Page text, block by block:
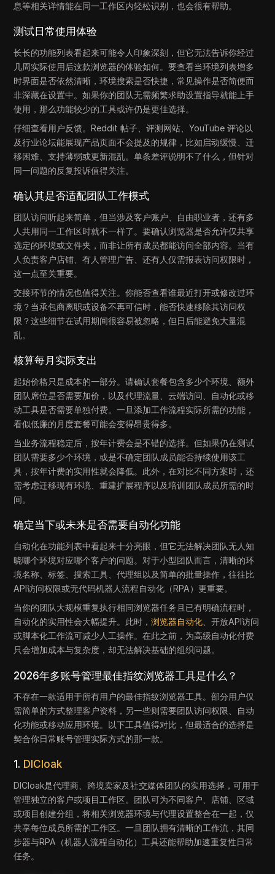
息等相关详情能在同一工作区内轻松识别，也会很有帮助。
测试日常使用体验
长长的功能列表看起来可能令人印象深刻，但它无法告诉你经过
几周实际使用后这款浏览器的体验如何。要查看当环境列表增多
时界面是否依然清晰，环境搜索是否快捷，常见操作是否简便而
非深藏在设置中。如果你的团队无需频繁求助设置指导就能上手
使用，那么功能较少的工具或许仍是更佳选择。
仔细查看用户反馈。Reddit 帖子、评测网站、YouTube 评论以
及行业论坛能展现产品页面不会提及的规律，比如启动缓慢、迁
移困难、支持薄弱或更新混乱。单条差评说明不了什么，但针对
同一问题的反复投诉值得关注。
确认其是否适配团队工作模式
团队访问听起来简单，但当涉及客户账户、自由职业者，还有多
人共用同一工作区时就不一样了。要确认浏览器是否允许仅共享
选定的环境或文件夹，而非让所有成员都能访问全部内容。当有
人负责客户店铺、有人管理广告、还有人仅需报表访问权限时，
这一点至关重要。
交接环节的情况也值得关注。你能否查看谁最近打开或修改过环
境？当承包商离职或设备不再可信时，能否快速移除其访问权
限？这些细节在试用期间很容易被忽略，但日后能避免大量混
乱。
核算每月实际支出
起始价格只是成本的一部分。请确认套餐包含多少个环境、额外
团队席位是否需要加价，以及代理流量、云端访问、自动化或移
动工具是否需要单独付费。一旦添加工作流程实际所需的功能，
看似低廉的月度套餐可能会变得昂贵得多。
当业务流程稳定后，按年计费会是不错的选择。但如果仍在测试
团队需要多少个环境，或是不确定团队成员能否持续使用该工
具，按年计费的实用性就会降低。此外，在对比不同方案时，还
需考虑迁移现有环境、重建扩展程序以及培训团队成员所需的时
间。
确定当下或未来是否需要自动化功能
自动化在功能列表中看起来十分亮眼，但它无法解决团队无人知
晓哪个环境对应哪个客户的问题。对于小型团队而言，清晰的环
境名称、标签、搜索工具、代理组以及简单的批量操作，往往比
API访问权限或无代码机器人流程自动化（RPA）更重要。
当你的团队大规模重复执行相同浏览器任务且已有明确流程时，
自动化的实用性会大幅提升。此时，浏览器自动化 、开放API访问
或脚本化工作流可减少人工操作。在此之前，为高级自动化付费
只会增加成本与复杂度，却无法解决基础的组织问题。
2026年多账号管理最佳指纹浏览器工具是什么？
不存在一款适用于所有用户的最佳指纹浏览器工具。部分用户仅
需简单的方式整理客户资料，另一些则需要团队访问权限、自动
化功能或移动应用环境。以下工具值得对比，但最适合的选择是
契合你日常账号管理实际方式的那一款。
1. DICloak
DICloak是代理商、跨境卖家及社交媒体团队的实用选择，可用于
管理独立的客户或项目工作区。团队可为不同客户、店铺、区域
或项目创建分组，将相关浏览器环境与代理设置整合在一起，仅
共享每位成员所需的工作区。一旦团队拥有清晰的工作流，其同
步器与RPA（机器人流程自动化）工具还能帮助加速重复性日常
任务。